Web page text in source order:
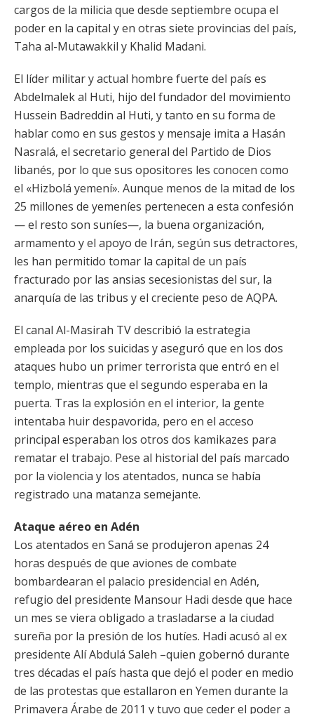
cargos de la milicia que desde septiembre ocupa el
poder en la capital y en otras siete provincias del país,
Taha al-Mutawakkil y Khalid Madani.
El líder militar y actual hombre fuerte del país es
Abdelmalek al Huti, hijo del fundador del movimiento
Hussein Badreddin al Huti, y tanto en su forma de
hablar como en sus gestos y mensaje imita a Hasán
Nasralá, el secretario general del Partido de Dios
libanés, por lo que sus opositores les conocen como
el «Hizbolá yemení». Aunque menos de la mitad de los
25 millones de yemeníes pertenecen a esta confesión
— el resto son suníes—, la buena organización,
armamento y el apoyo de Irán, según sus detractores,
les han permitido tomar la capital de un país
fracturado por las ansias secesionistas del sur, la
anarquía de las tribus y el creciente peso de AQPA.
El canal Al-Masirah TV describió la estrategia
empleada por los suicidas y aseguró que en los dos
ataques hubo un primer terrorista que entró en el
templo, mientras que el segundo esperaba en la
puerta. Tras la explosión en el interior, la gente
intentaba huir despavorida, pero en el acceso
principal esperaban los otros dos kamikazes para
rematar el trabajo. Pese al historial del país marcado
por la violencia y los atentados, nunca se había
registrado una matanza semejante.
Ataque aéreo en Adén
Los atentados en Saná se produjeron apenas 24
horas después de que aviones de combate
bombardearan el palacio presidencial en Adén,
refugio del presidente Mansour Hadi desde que hace
un mes se viera obligado a trasladarse a la ciudad
sureña por la presión de los hutíes. Hadi acusó al ex
presidente Alí Abdulá Saleh –quien gobernó durante
tres décadas el país hasta que dejó el poder en medio
de las protestas que estallaron en Yemen durante la
Primavera Árabe de 2011 y tuvo que ceder el poder a